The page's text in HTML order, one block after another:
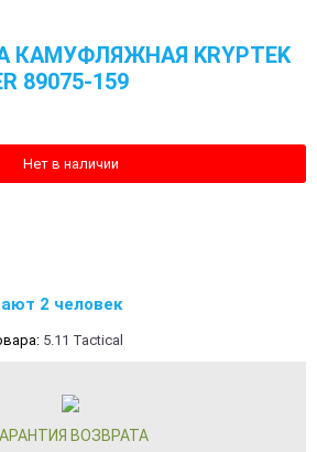
КАМУФЛЯЖНАЯ KRYPTEK
89075-159
Нет в наличии
2 человек
5.11 Tactical
ВОЗВРАТА